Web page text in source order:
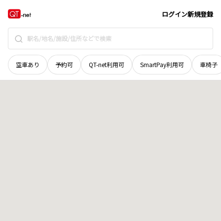
ログイン新規登録
空車あり 予約可 QT-net利用可 SmartPay利用可 車椅子
徳島県